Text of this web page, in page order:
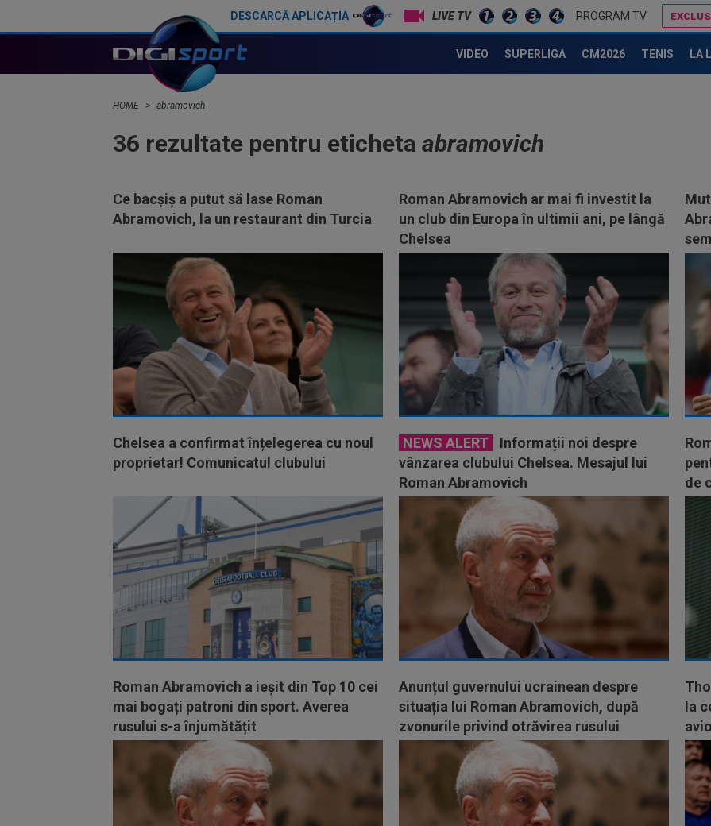
DESCARCĂ APLICAȚIA LIVE TV PROGRAM TV
VIDEO SUPERLIGA CM2026 TENIS LA
HOME abramovich
36 rezultate pentru eticheta abramovich
Ce bacșiș a putut să lase Roman
Abramovich, la un restaurant din Turcia
Roman Abramovich ar mai fi investit la
un club din Europa în ultimii ani, pe lângă
Chelsea
Chelsea a confirmat înțelegerea cu noul
proprietar! Comunicatul clubului
NEWS ALERT
Informații noi despre
vânzarea clubului Chelsea. Mesajul lui
Roman Abramovich
de
Roman Abramovich a ieșit din Top 10 cei
mai bogați patroni din sport. Averea
rusului s-a înjumătățit
Anunțul guvernului ucrainean despre
situația lui Roman Abramovich, după
zvonurile privind otrăvirea rusului
la